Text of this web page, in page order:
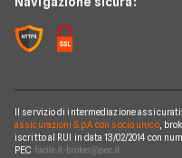
Chi siamo
Perché scegliere Facile.it
Mappa del sito
Assicurazione Avvocati
Assicurazione Infortuni
Assicurazione Autocarro
Prima.it
Quixa
UnipolSai
Allianz
Glossario Assicurativo
Notizie Assicurazioni
Il servizio di intermediazione
assicurazioni S.p.A. con socio unico,
iscritto al RUI in data 13/02/2014 con
PEC